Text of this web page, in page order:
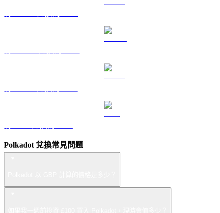
Polkadot 兌換常見問題